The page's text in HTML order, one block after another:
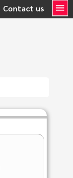
Contact us